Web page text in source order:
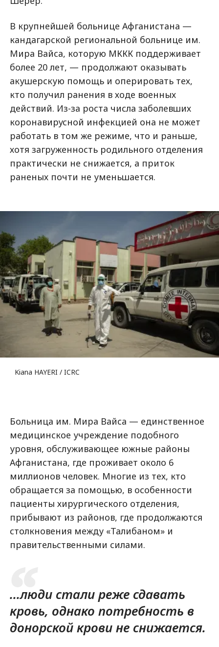
В крупнейшей больнице Афганистана —
кандагарской региональной больнице им.
Мира Вайса, которую МККК поддерживает
более 20 лет, — продолжают оказывать
акушерскую помощь и оперировать тех,
кто получил ранения в ходе военных
действий. Из-за роста числа заболевших
коронавирусной инфекцией она не может
работать в том же режиме, что и раньше,
хотя загруженность родильного отделения
практически не снижается, а приток
раненых почти не уменьшается.
Kiana HAYERI / ICRC
Больница им. Мира Вайса — единственное
медицинское учреждение подобного
уровня, обслуживающее южные районы
Афганистана, где проживает около 6
миллионов человек. Многие из тех, кто
обращается за помощью, в особенности
пациенты хирургического отделения,
прибывают из районов, где продолжаются
столкновения между «Талибаном» и
правительственными силами.
...люди стали реже сдавать
кровь, однако потребность в
донорской крови не снижается.